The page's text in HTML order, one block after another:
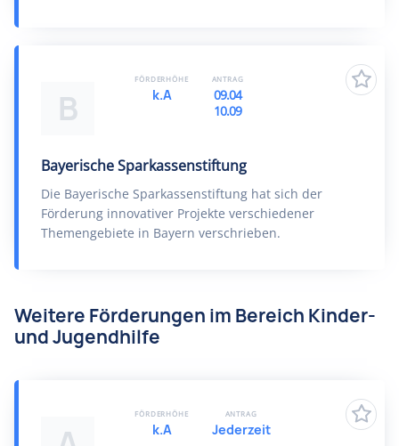
B
Bayerische Sparkassenstiftung
Die Bayerische Sparkassenstiftung hat sich der
Förderung innovativer Projekte verschiedener
Themengebiete in Bayern verschrieben.
FÖRDERHÖHE
k.A
ANTRAG
09.04
10.09
Weitere Förderungen im Bereich Kinder-
und Jugendhilfe
FÖRDERHÖHE
k.A
ANTRAG
Jederzeit